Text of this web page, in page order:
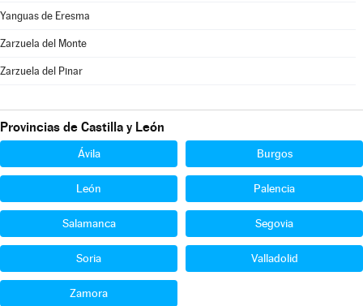
Yanguas de Eresma
Zarzuela del Monte
Zarzuela del Pinar
Provincias de Castilla y León
Ávila Burgos
León Palencia
Salamanca Segovia
Soria Valladolid
Zamora